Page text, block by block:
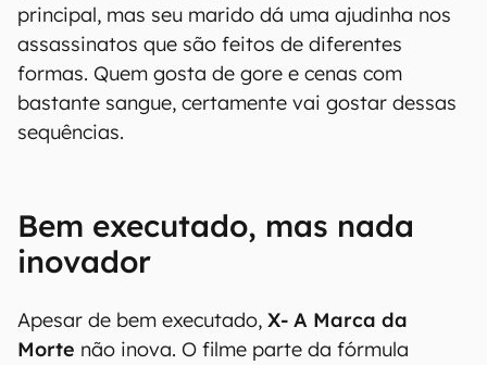
principal, mas seu marido dá uma ajudinha nos
assassinatos que são feitos de diferentes
formas. Quem gosta de gore e cenas com
bastante sangue, certamente vai gostar dessas
sequências.
Bem executado, mas nada
inovador
Apesar de bem executado, X- A Marca da
Morte não inova. O filme parte da fórmula